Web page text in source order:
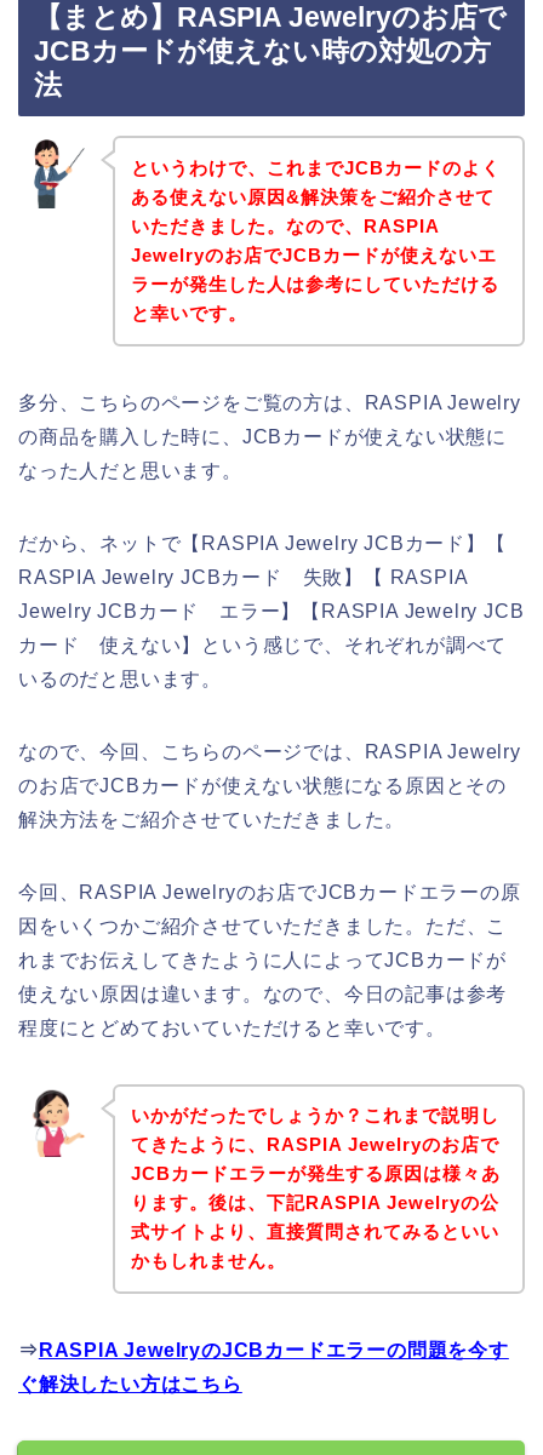
【まとめ】RASPIA Jewelryのお店で
JCBカードが使えない時の対処の方
法
というわけで、これまでJCBカードのよく
ある使えない原因&解決策をご紹介させて
いただきました。なので、RASPIA
Jewelryのお店でJCBカードが使えないエ
ラーが発生した人は参考にしていただける
と幸いです。
多分、こちらのページをご覧の方は、RASPIA Jewelry
の商品を購入した時に、JCBカードが使えない状態に
なった人だと思います。
だから、ネットで【RASPIA Jewelry JCBカード】【
RASPIA Jewelry JCBカード 失敗】【 RASPIA
Jewelry JCBカード エラー】【RASPIA Jewelry JCB
カード 使えない】という感じで、それぞれが調べて
いるのだと思います。
なので、今回、こちらのページでは、RASPIA Jewelry
のお店でJCBカードが使えない状態になる原因とその
解決方法をご紹介させていただきました。
今回、RASPIA Jewelryのお店でJCBカードエラーの原
因をいくつかご紹介させていただきました。ただ、こ
れまでお伝えしてきたように人によってJCBカードが
使えない原因は違います。なので、今日の記事は参考
程度にとどめておいていただけると幸いです。
いかがだったでしょうか？これまで説明し
てきたように、RASPIA Jewelryのお店で
JCBカードエラーが発生する原因は様々あ
ります。後は、下記RASPIA Jewelryの公
式サイトより、直接質問されてみるといい
かもしれません。
⇒ RASPIA JewelryのJCBカードエラーの問題を今す
ぐ解決したい方はこちら